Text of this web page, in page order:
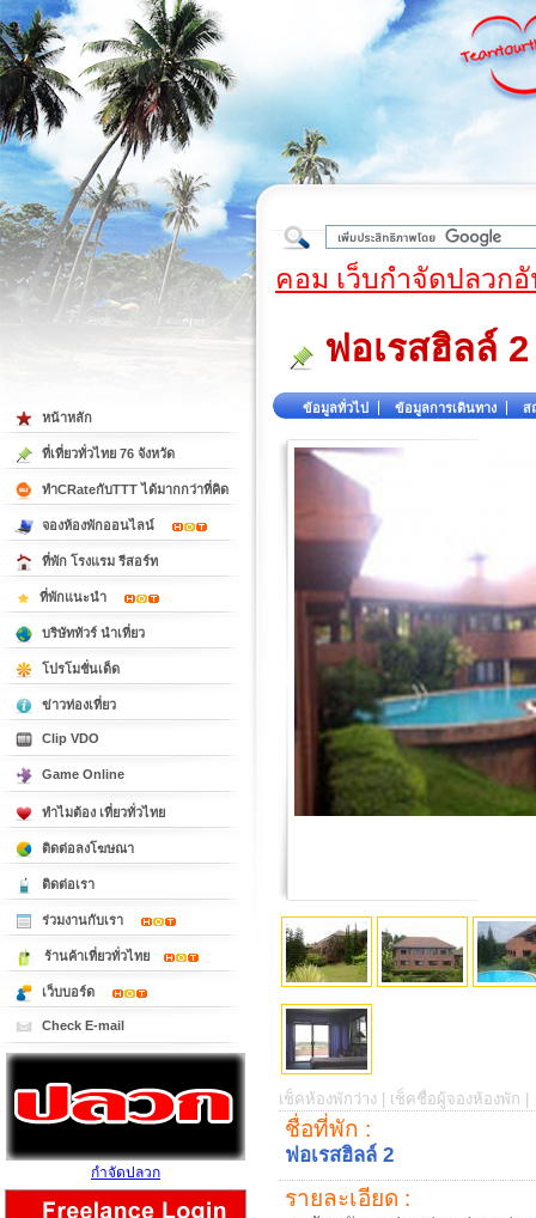
ต้
คอม เว็บกำจัดปลวก
ฟอเรสฮิลล์ 2
ข้อมูลทั่วไป ข้อมูลการเดินทาง ส
เช็คห้องพักว่าง | เช็คชื่อผู้จองห้องพัก |
ชื่อที่พัก :
ฟอเรสฮิลล์ 2
รายละเอียด :
หน้าหลัก
ที่เที่ยวทั่วไทย 76 จังหวัด
ทำCRateกับTTT ได้มากกว่าที่คิด
จองห้องพักออนไลน์
ที่พัก โรงแรม รีสอร์ท
ที่พักแนะนำ
บริษัททัวร์ นำเที่ยว
โปรโมชั่นเด็ด
ข่าวท่องเที่ยว
Clip VDO
Game Online
ทำไมต้อง เที่ยวทั่วไทย
ติดต่อลงโฆษณา
ติดต่อเรา
ร่วมงานกับเรา
ร้านค้าเที่ยวทั่วไทย
เว็บบอร์ด
Check E-mail
กำจัดปลวก